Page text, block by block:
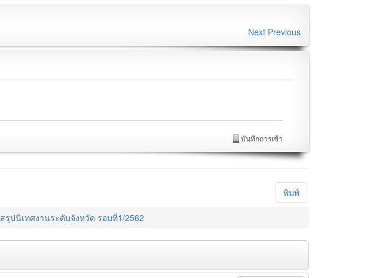
Next Previous
บันทึกการเข้า
พิมพ์
สรุปนิเทศงานระดับจังหวัด รอบที่1/2562